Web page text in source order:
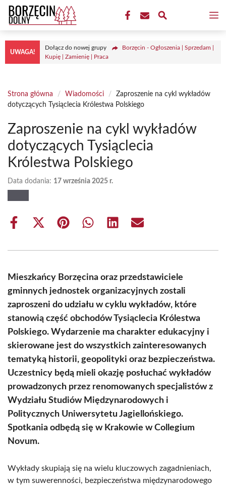
Przejdź
treści
UWAGA!
Dołącz do nowej grupy
Borzęcin - Ogłoszenia | Sprzedam |
Kupię | Zamienię | Praca
Strona główna / Wiadomości /
Zaproszenie na cykl wykładów
dotyczących Tysiąclecia Królestwa Polskiego
Zaproszenie na cykl wykładów
dotyczących Tysiąclecia
Królestwa Polskiego
Data dodania: 17 września 2025 r.
Share
Share
(Twitter)
Share Share Share Share
Mieszkańcy Borzęcina oraz przedstawiciele
gminnych jednostek organizacyjnych zostali
zaproszeni do udziału w cyklu wykładów, które
stanowią część obchodów Tysiąclecia Królestwa
Polskiego. Wydarzenie ma charakter edukacyjny i
skierowane jest do wszystkich zainteresowanych
tematyką historii, geopolityki oraz bezpieczeństwa.
Uczestnicy będą mieli okazję posłuchać wykładów
prowadzonych przez renomowanych specjalistów z
Wydziału Studiów Międzynarodowych i
Politycznych Uniwersytetu Jagiellońskiego.
Spotkania odbędą się w Krakowie w Collegium
Novum.
Wykłady skupiają się na wielu kluczowych zagadnieniach,
w tym suwerenności, bezpieczeństwa międzynarodowego